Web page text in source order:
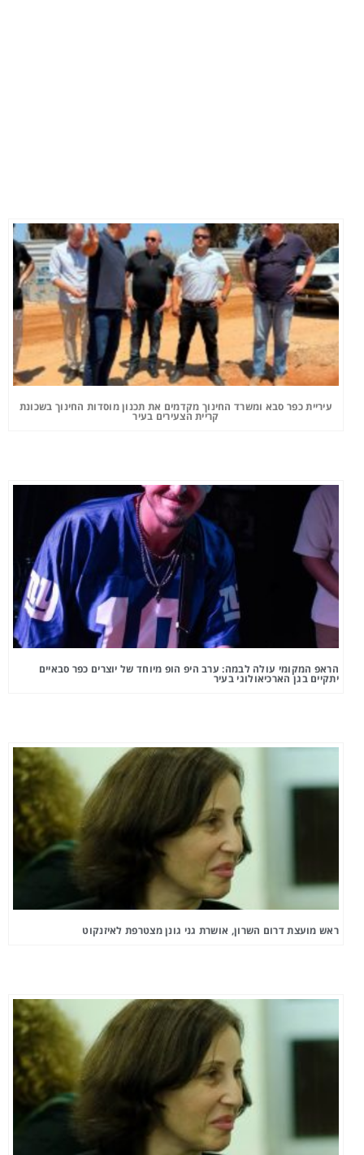
עיריית כפר סבא ומשרד החינוך מקדמים את תכנון מוסדות החינוך בשכונת
קריית הצעירים בעיר
הראפ המקומי עולה לבמה: ערב היפ הופ מיוחד של יוצרים כפר סבאיים
יתקיים בגן הארכיאולוגי בעיר
ראש מועצת דרום השרון, אושרת גני גונן מצטרפת לאיזנקוט